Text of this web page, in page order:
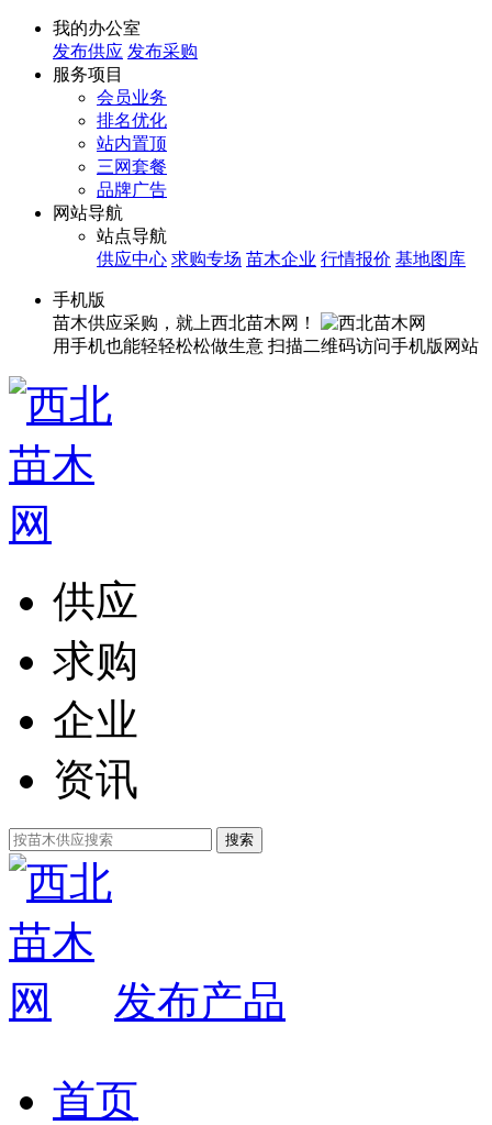
我的办公室
发布供应 发布采购
服务项目
会员业务
排名优化
站内置顶
三网套餐
品牌广告
网站导航
站点导航
供应中心 求购专场 苗木企业 行情报价 基地图库
手机版
苗木供应采购，就上西北苗木网！
用手机也能轻轻松松做生意 扫描二维码访问手机版网站
供应
求购
企业
资讯
发布产品
首页